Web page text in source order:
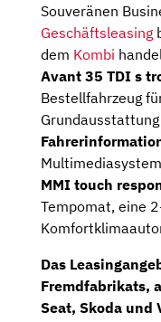
Souveränen
Geschäftsleasing
dem Kombi
Avant 35 TDI s
Bestellfahrzeug
Multimediasystem
MMI touch
Tempomat, eine
Das
Fremdfabrikats,
Seat, Skoda und